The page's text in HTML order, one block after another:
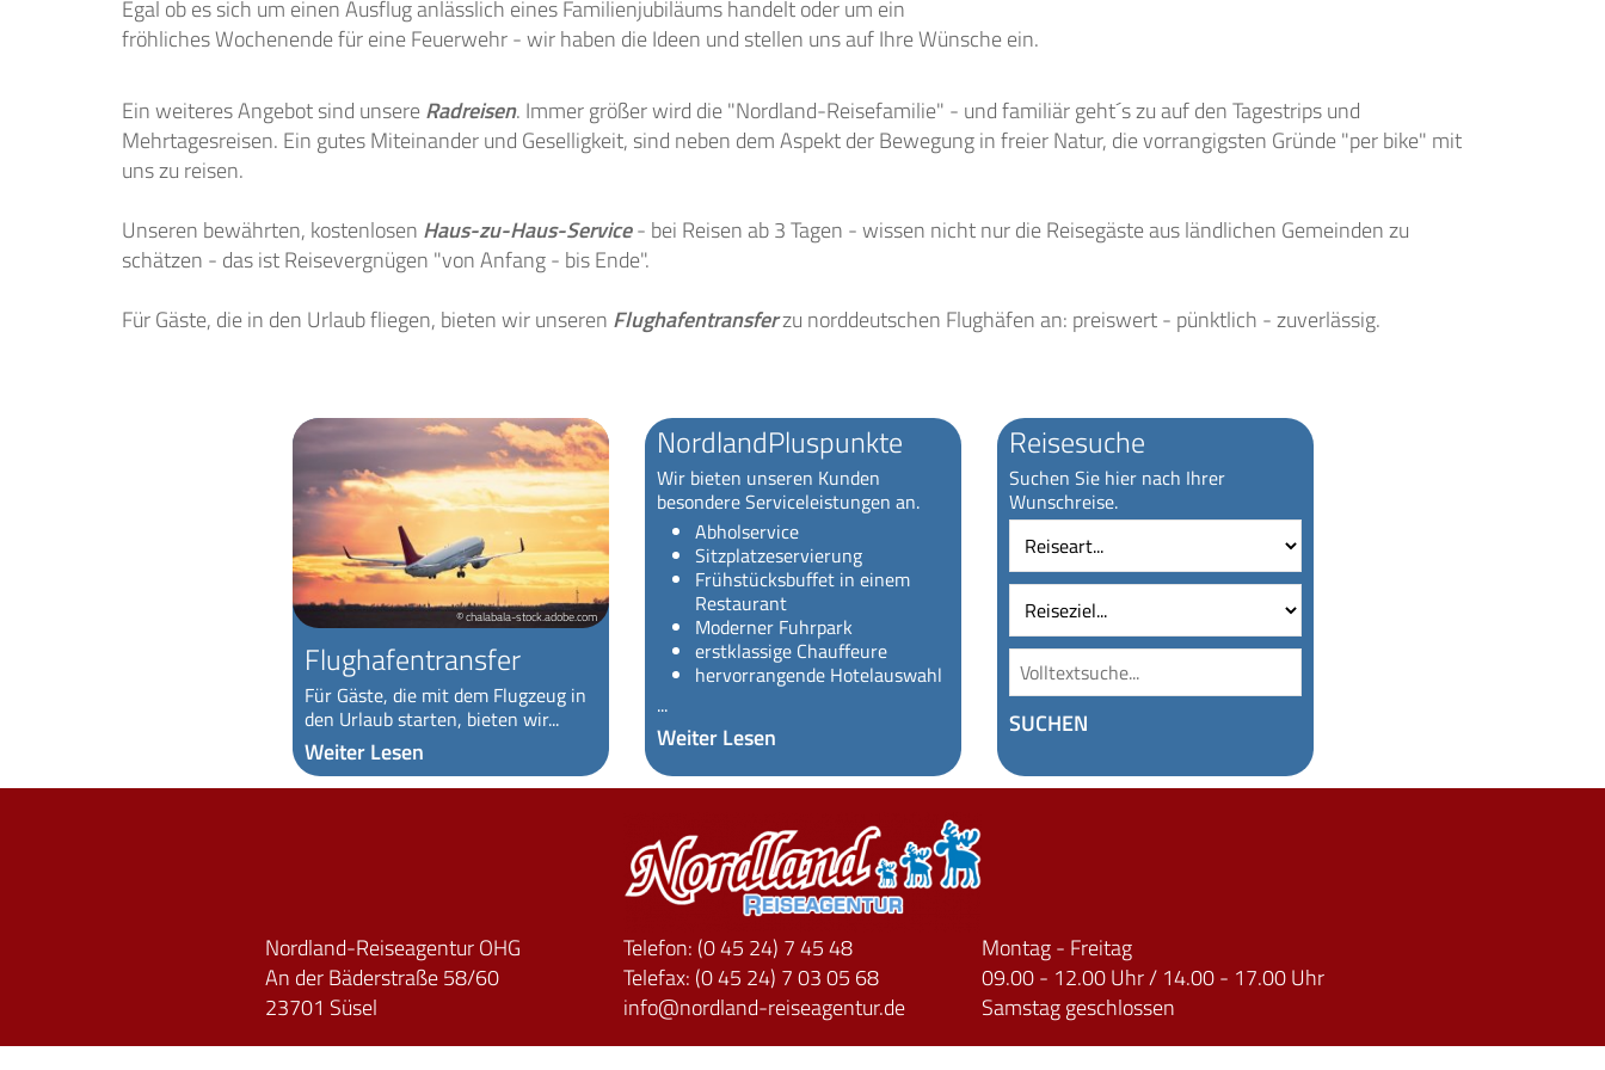
Egal ob es sich um einen Ausflug anlässlich eines Familienjubiläums handelt oder um ein
fröhliches Wochenende für eine Feuerwehr - wir haben die Ideen und stellen uns auf Ihre Wünsche ein.
Ein weiteres Angebot sind unsereRadreisen. Immer größer wird die "Nordland-Reisefamilie" - und familiär geht´s zu auf den Tagestrips und
Mehrtagesreisen. Ein gutes Miteinander und Geselligkeit, sind neben dem Aspekt der Bewegung in freier Natur, die vorrangigsten Gründe "per bike" mit
uns zu reisen.
Unseren bewährten, kostenlosen Haus-zu-Haus-Service- bei Reisen ab 3 Tagen - wissen nicht nur die Reisegäste aus ländlichen Gemeinden zu
schätzen - das ist Reisevergnügen "von Anfang - bis Ende".
Für Gäste, die in den Urlaub fliegen, bieten wir unseren Flughafentransferzu norddeutschen Flughäfen an: preiswert - pünktlich - zuverlässig.
© chalabala-stock.adobe.com
Flughafentransfer
Für Gäste, die mit dem Flugzeug in
den Urlaub starten, bieten wir...
Weiter Lesen
NordlandPluspunkte
Wir bieten unseren Kunden
besondere Serviceleistungen an.
Abholservice
Sitzplatzeservierung
Frühstücksbuffet in einem
Restaurant
Moderner Fuhrpark
erstklassige Chauffeure
hervorrangende Hotelauswahl
...
Weiter Lesen
Reisesuche
Suchen Sie hier nach Ihrer
Wunschreise.
Reiseart Reiseziel
Volltextsuche
SUCHEN
Nordland-Reiseagentur OHG
An der Bäderstraße 58/60
23701 Süsel
Telefon: (0 45 24) 7 45 48
Telefax: (0 45 24) 7 03 05 68
info
nordland-reiseagentur.de
Montag - Freitag
09.00 - 12.00 Uhr / 14.00 - 17.00 Uhr
Samstag geschlossen